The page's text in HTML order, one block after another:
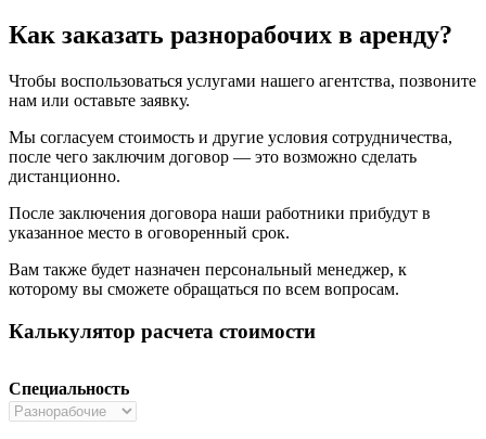
Как заказать разнорабочих в аренду?
Чтобы воспользоваться услугами нашего агентства, позвоните
нам или оставьте заявку.
Мы согласуем стоимость и другие условия сотрудничества,
после чего заключим договор — это возможно сделать
дистанционно.
После заключения договора наши работники прибудут в
указанное место в оговоренный срок.
Вам также будет назначен персональный менеджер, к
которому вы сможете обращаться по всем вопросам.
Калькулятор расчета стоимости
Специальность